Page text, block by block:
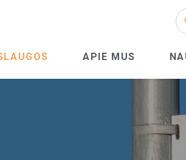
APIE MUS